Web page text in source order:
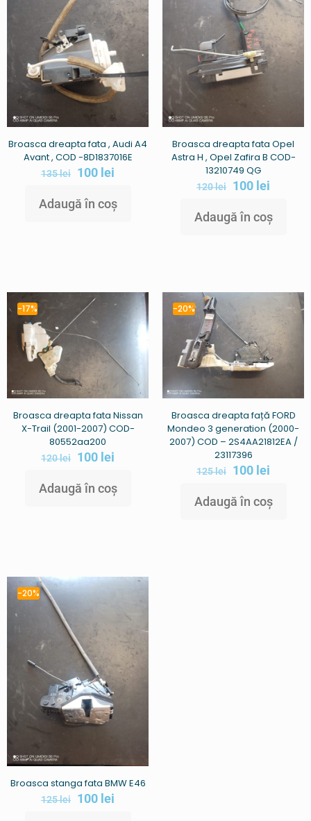
Broasca dreapta fata , Audi A4
Avant , COD -8D1837016E
135lei 100 lei
Adaugă în coș
Broasca dreapta fata Opel
Astra H , Opel Zafira B COD-
13210749 QG
120lei 100 lei
Adaugă în coș
-17%
Broasca dreapta fata Nissan
X-Trail (2001-2007) COD-
80552aa200
120lei 100 lei
Adaugă în coș
-20%
Broasca dreapta față FORD
Mondeo 3 generation (2000-
2007) COD – 2S4AA21812EA /
23117396
125lei 100 lei
Adaugă în coș
-20%
Broasca stanga fata BMW E46
125lei 100 lei